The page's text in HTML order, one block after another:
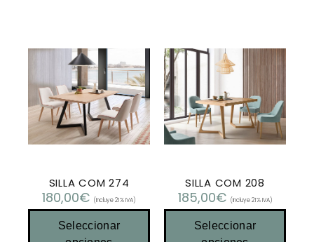
SILLA COM 274
180,00€ (Incluye 21% IVA)
Seleccionar
SILLA COM 208
185,00€ (Incluye 21% IVA)
Seleccionar